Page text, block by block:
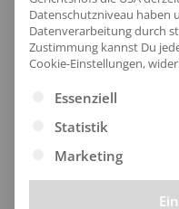
Datenschutzniveau haben
Datenverarbeitung durch
Zustimmung kannst Du
Cookie-Einstellungen,
Es folgt eine Liste
Essenziell
Statistik
Marketing